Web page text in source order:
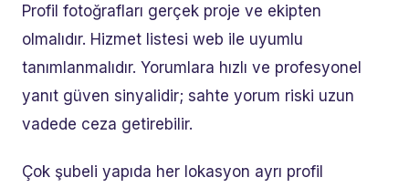
Profil fotoğrafları gerçek proje ve ekipten
olmalıdır. Hizmet listesi web ile uyumlu
tanımlanmalıdır. Yorumlara hızlı ve profesyonel
yanıt güven sinyalidir; sahte yorum riski uzun
vadede ceza getirebilir.
Çok şubeli yapıda her lokasyon ayrı profil